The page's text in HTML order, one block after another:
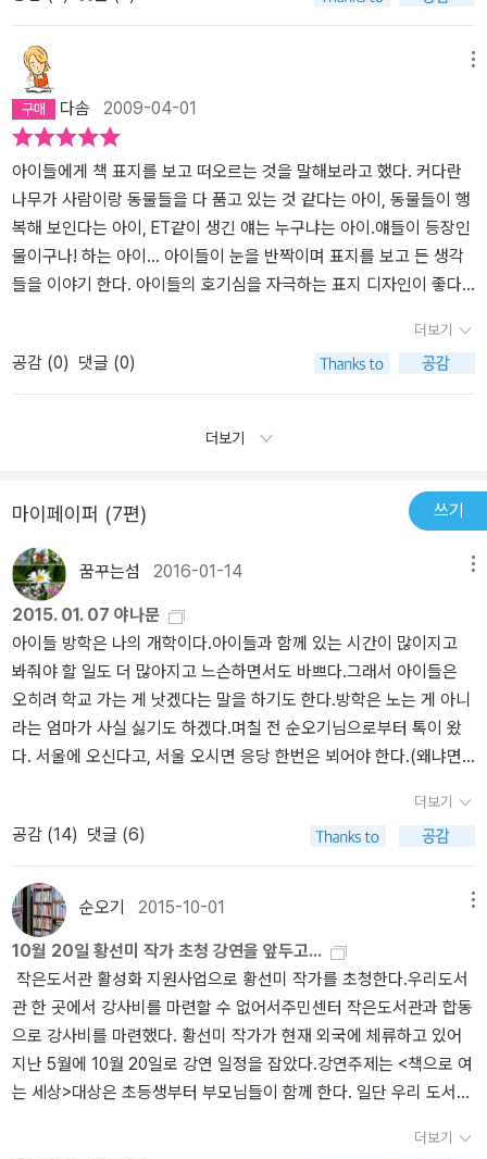
부터 다시금 한 번 더 읽으면 전체 이야기를 이해하는 데 큰 도움이 되
리라 생각된다.처음부터 읽으면 그 이야기 속에서 다음 이야기 주제
가 나오는 데 얼핏 그냥 읽으면 이 재미있고 아름다운 이야기가 이해
하기 어렵단 생각을 할 수 있으므로 다시 한 번 뒤부터 읽어 보기를
꼭! 권하고 싶다.그림도 따스함이 느껴져 더욱 좋다.
있는 공터로 가게 되었다. 호피는 그곳에서 얼마간 왕 쥐의 신하 노릇
을 했다. 얼마 후 호피는 아기 고양이에서 어른 고양이로 컸다. 호피는
이제 쥐들에게서 도망갈 수 있겠구나 생각해서 그 공터를 빠져 나왔
다. 그리고는 다시 살 곳을 찾아다니고 있었는데 어느 과수원의 철조
망에 앉았는데 그 과수원의 주인인 아저씨가 호피를 나비라고 부르며
이리 오라고 했는데 호피는 그 아저씨에게 갔다. 그 후로 과수원 아저
씨는 호피를 키워 주었다. 고양이가 쥐들 틈에서 왕노릇을 하는 풍경
이 평화롭고 생태적이다 ========================
==================
다솜 2009-04-01
아이들에게 책 표지를 보고 떠오르는 것을 말해보라고 했다. 커다란
나무가 사람이랑 동물들을 다 품고 있는 것 같다는 아이, 동물들이 행
복해 보인다는 아이, ET같이 생긴 얘는 누구냐는 아이.얘들이 등장인
물이구나! 하는 아이... 아이들이 눈을 반짝이며 표지를 보고 든 생각
들을 이야기 한다. 아이들의 호기심을 자극하는 표지 디자인이 좋다.
이 1명을 빼곤 다 읽어왔다. 이 책은 인간과 동물들이 자연속에 더불
어 살아야 한다고 큰 목소리로 외치는 것이 아니라 자신이 살고 있는
아파트 주변 생명체부터 돌아보게 하는 낮지만울림이 큰 목소리가 있
과수원을 점령하는 과정에서 동물들의 생태도 잘 드러나 있다.작가의
을 통해 사라져 가는 민속 신앙에 대한 안타까움을 전하고 있다. 영혼
이 떠난 나무가 죽자 그 나무를 장승으로 만들어 세우는 것으로 보존
을 시도한 것도 작가의 이런 생각이 담겨 있다. 이와 관련해서 아이들
에게 나무에게도 영혼이 있을까 라고 물어봤다.아이들은 나무는 사람
이 아니니까 영혼이 없다고 한다. 작가는 나이 많은 나무는 영혼이 있
다고 했는데 왜 그렇게 생각했을까 라고 물어보니 동화니까 그렇죠.
한다. 나무의 영혼이 있고 없고를 떠나 아이들에게 서낭의 의미를 생
각해 보게 한다.표지 그림도 좋지만 동화 중간중간 삽입된 그림도 참
좋다. 쥐들이 과수원을 점령하러 왔을 때 이곳에 먼저 터전을 잡게 된
로 구부린 모습으로 쥐들을 노려 보고 있다. 이런 그림은 고양이 행동
옆에 앉아있는 할머니 모습이라든가, 세련된 도시 사람들이 활보하는
거리에 집게를 들고 다니며 떨어진 쓰레기를 줍는 할머니 모습 등은
입가에 미소를 머금케 하면서 사람이 어떻게 살아야 하는지를 알게
한다.상황을 다양한 관점에서 볼 수 있게 한 전개 방법도 좋다. 쥐들이
어리버리하다고 여긴 고양이의 관점에서 쓴 이야기와 그 뒤에 나오는
쥐의 관점에서 전개되는 이야기를 비교해 보면 아이들도 자신의 관점
만이 옳은 것이 아니라는 것을 깨닫게 된다. 책 내용도 그림도 참 좋은
책이다.
더보기
공감 (0) 댓글 (0)
더보기
마이페이퍼 (7편) 쓰기
꿈꾸는섬 2016-01-14
2015. 01. 07 야나문
아이들 방학은 나의 개학이다.아이들과 함께 있는 시간이 많이지고
봐줘야 할 일도 더 많아지고 느슨하면서도 바쁘다.그래서 아이들은
오히려 학교 가는 게 낫겠다는 말을 하기도 한다.방학은 노는 게 아니
라는 엄마가 사실 싫기도 하겠다.며칠 전 순오기님으로부터 톡이 왔
다. 서울에 오신다고, 서울 오시면 응당 한번은 뵈어야 한다.(왜냐면
권에 사는 나는 흔쾌히 만나는 날을 기다린다.순오기님의 서울 나들
이 중 7일은 야나문에서 프레이야님의 출판기념 모임이었다. 출판기
념식은 다른 곳에서 하고 그곳에서는 알라디너들이 모이는 것이라고
착각한 나는 아이들과 바쁘다는 핑계로 빈손으로 그곳을 방문했다.
알라딘서재를 하도 오래 떠나 있어서 야나문이 알라디너 야나님이 운
영하는 북카페인줄도 몰랐고 그날 모이는 분들이 대략 순오기님을 포
함한 5공주중 해외에 계신 한분을 제외한 4분이 모이는 자리라고 알
고 갔다. 내가 좋아하는 서재지기님들 프레이야님, 세실님, 다크아이
즈님을 만난다는 기대와 복잡미묘한 떨림에 가는 길이 낯설었다.부암
동은 예전에 환기미술관, 서울미술관 등에 다녀온 기억은 있지만 내
게는 낯선 곳이다. 가기 전 야나문을 조회해보고 차를 가져갈 것인지
더보기
공감 (14) 댓글 (6)
순오기 2015-10-01
10월 20일 황선미 작가 초청 강연을 앞두고...
작은도서관 활성화 지원사업으로 황선미 작가를 초청한다.우리도서
관 한 곳에서 강사비를 마련할 수 없어서주민센터 작은도서관과 합동
으로 강사비를 마련했다. 황선미 작가가 현재 외국에 체류하고 있어
지난 5월에 10월 20일로 강연 일정을 잡았다.강연주제는 <책으로 여
는 세상>대상은 초등생부터 부모님들이 함께 한다. 일단 우리 도서관
더보기